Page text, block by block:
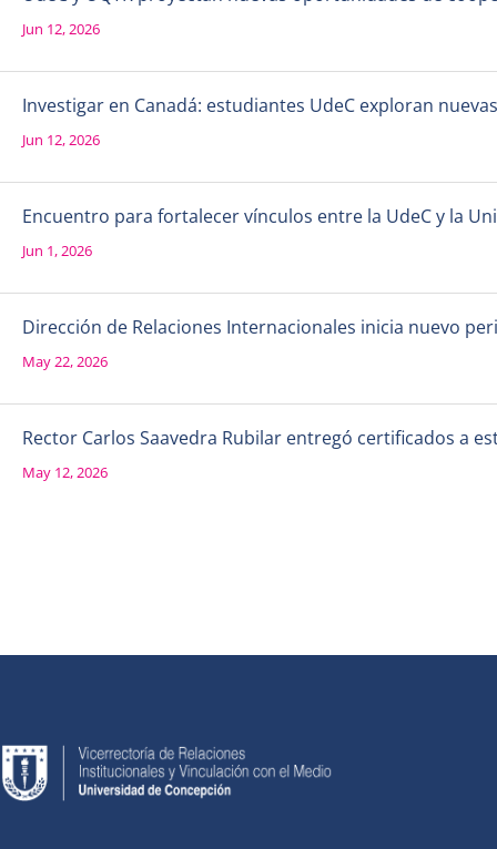
Jun 12, 2026
Investigar en Canadá: estudiantes UdeC exploran
Jun 12, 2026
Encuentro para fortalecer vínculos entre la UdeC y la
Jun 1, 2026
Dirección de Relaciones Internacionales inicia nuevo
May 22, 2026
Rector Carlos Saavedra Rubilar entregó certificados a
May 12, 2026